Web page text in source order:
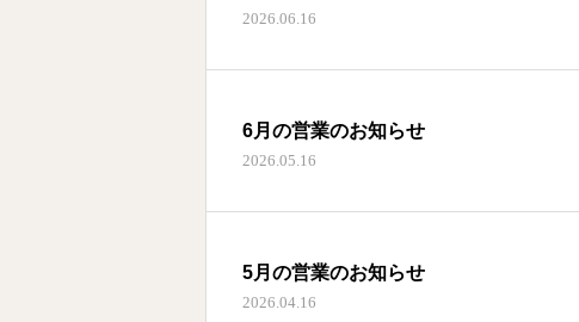
2026.06.16
6月の営業のお知らせ
2026.05.16
5月の営業のお知らせ
2026.04.16